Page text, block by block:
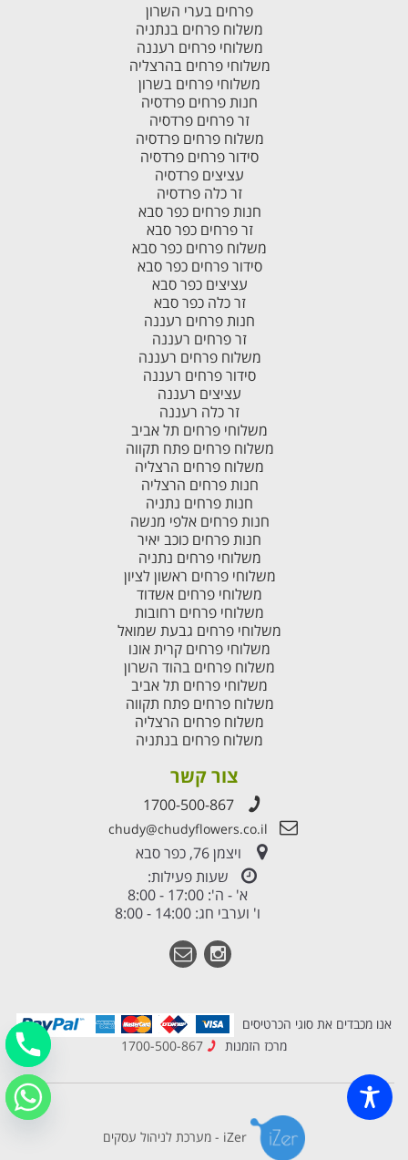
פרחים בערי השרון
משלוח פרחים בנתניה
משלוחי פרחים רעננה
משלוחי פרחים בהרצליה
משלוחי פרחים בשרון
חנות פרחים פרדסיה
זר פרחים פרדסיה
משלוח פרחים פרדסיה
סידור פרחים פרדסיה
עציצים פרדסיה
זר כלה פרדסיה
חנות פרחים כפר סבא
זר פרחים כפר סבא
משלוח פרחים כפר סבא
סידור פרחים כפר סבא
עציצים כפר סבא
זר כלה כפר סבא
חנות פרחים רעננה
זר פרחים רעננה
משלוח פרחים רעננה
סידור פרחים רעננה
עציצים רעננה
זר כלה רעננה
משלוחי פרחים תל אביב
משלוח פרחים פתח תקווה
משלוח פרחים הרצליה
חנות פרחים הרצליה
חנות פרחים נתניה
חנות פרחים אלפי מנשה
חנות פרחים כוכב יאיר
משלוחי פרחים נתניה
משלוחי פרחים ראשון לציון
משלוחי פרחים אשדוד
משלוחי פרחים רחובות
משלוחי פרחים גבעת שמואל
משלוחי פרחים קרית אונו
משלוח פרחים בהוד השרון
משלוחי פרחים תל אביב
משלוח פרחים פתח תקווה
משלוח פרחים הרצליה
משלוח פרחים בנתניה
צור קשר
1700-500-867
chudy@chudyflowers.co.il
ויצמן 76, כפר סבא
שעות פעילות:
א' - ה': 17:00 - 8:00
ו' וערבי חג: 14:00 - 8:00
אנו מכבדים את סוגי הכרטיסים
מרכז הזמנות
iZer - מערכת לניהול עסקים